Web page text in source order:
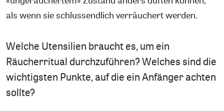
als wenn sie schlussendlich verräuchert werden.
Welche Utensilien braucht es, um ein
Räucherritual durchzuführen? Welches sind die
wichtigsten Punkte, auf die ein Anfänger achten
sollte?